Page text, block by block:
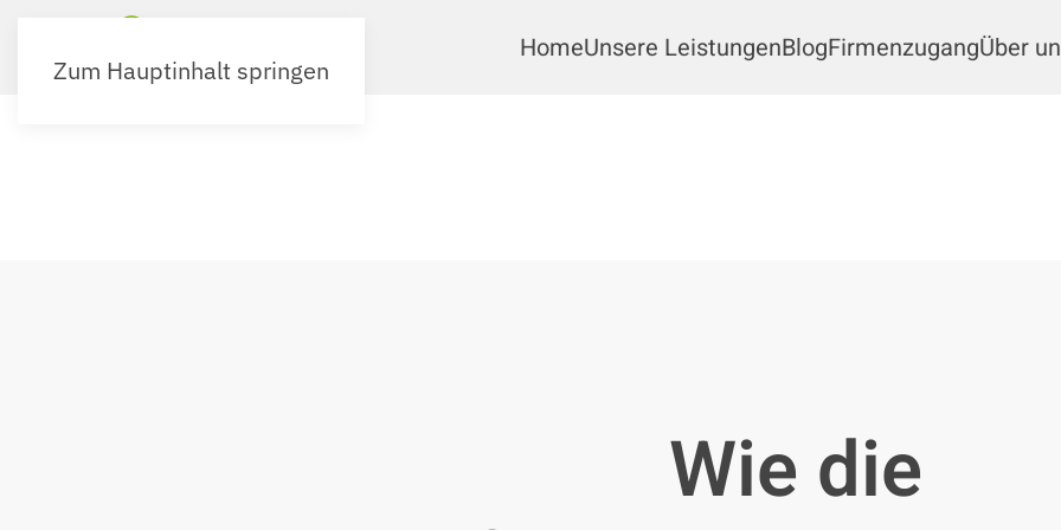
Zum Hauptinhalt springen
HomeUnsere LeistungenBlogFirmenzugangÜber
Wie die